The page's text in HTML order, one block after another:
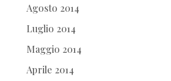
Agosto 2014
Luglio 2014
Maggio 2014
Aprile 2014